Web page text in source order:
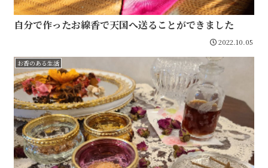
自分で作ったお線香で天国へ送ることができました
2022.10.05
お香のある生活